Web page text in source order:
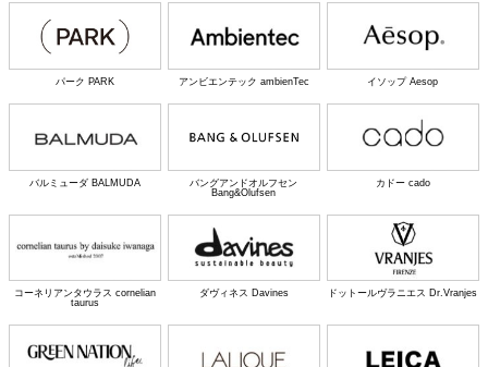
パーク PARK アンビエンテック ambienTec イソップ Aesop
バルミューダ BALMUDA
バングアンドオルフセン
Bang&Olufsen
カドー cado
コーネリアンタウラス cornelian
taurus
ダヴィネス Davines ドットールヴラニエス Dr.Vranjes